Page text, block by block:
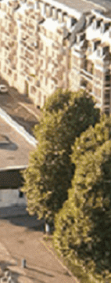
Exporter les
Exporter
Exporter
Menu
<
>
- 🎁 Caen
- 🎉 Les
- Activités
Ajoutez un
Cliquez pour